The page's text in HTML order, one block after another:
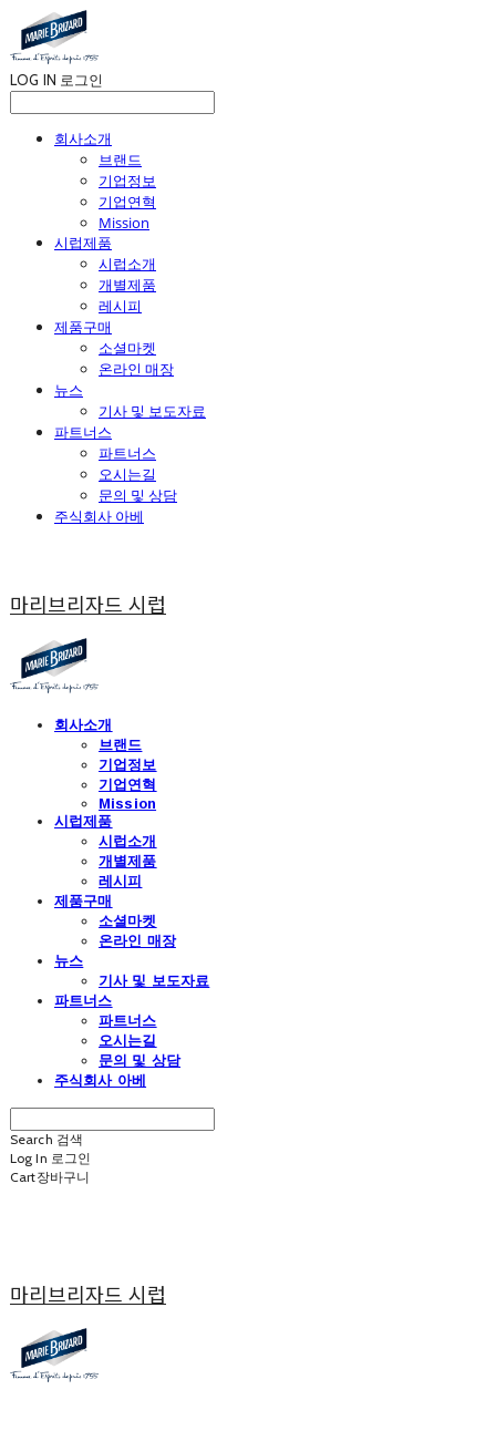
LOG IN 로그인
회사소개
브랜드
기업정보
기업연혁
Mission
시럽제품
시럽소개
개별제품
레시피
제품구매
소셜마켓
온라인 매장
뉴스
기사 및 보도자료
파트너스
파트너스
오시는길
문의 및 상담
주식회사 아베
마리브리자드 시럽
회사소개
브랜드
기업정보
기업연혁
Mission
시럽제품
시럽소개
개별제품
레시피
제품구매
소셜마켓
온라인 매장
뉴스
기사 및 보도자료
파트너스
파트너스
오시는길
문의 및 상담
주식회사 아베
Search 검색
Log In 로그인
Cart장바구니
마리브리자드 시럽